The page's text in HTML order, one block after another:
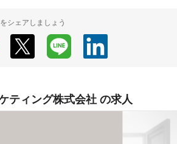
シェアしましょう
ティング株式会社 の求人